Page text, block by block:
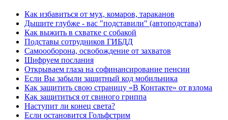
Как избавиться от мух, комаров, тараканов
Дышите глубже - вас "подставили" (автоподстава)
Как выжить в схватке с собакой
Подставы сотрудников ГИБДД
Самоооборона, освобождение от захватов
Шифруем послания
Открываем глаза на софинансирование пенсии
Если Вы забыли защитный код мобильника
Как защитить свою страницу «В Контакте» от взлома
Как защититься от свиного гриппа
Наступит ли конец света?
Если остановится Гольфстрим